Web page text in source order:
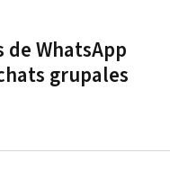
de WhatsApp
grupales